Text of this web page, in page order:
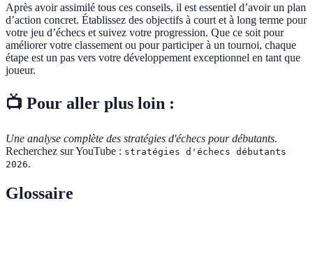
Après avoir assimilé tous ces conseils, il est essentiel d’avoir un plan
d’action concret. Établissez des objectifs à court et à long terme pour
votre jeu d’échecs et suivez votre progression. Que ce soit pour
améliorer votre classement ou pour participer à un tournoi, chaque
étape est un pas vers votre développement exceptionnel en tant que
joueur.
📺 Pour aller plus loin :
Une analyse complète des stratégies d'échecs pour débutants.
Recherchez sur YouTube : stratégies d'échecs débutants
2026.
Glossaire